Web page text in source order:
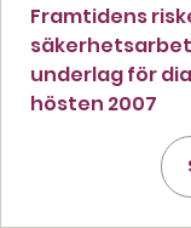
Framtidens
underlag för
hösten 2007